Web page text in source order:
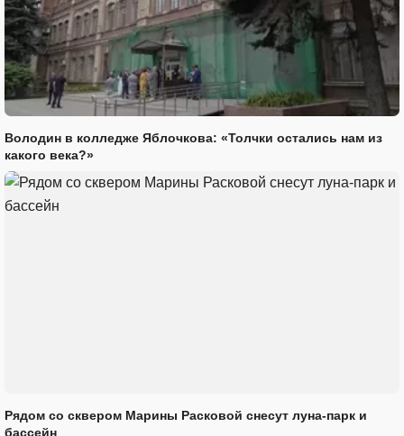
Володин в колледже Яблочкова: «Толчки остались нам из
какого века?»
Рядом со сквером Марины Расковой снесут луна-парк и
бассейн